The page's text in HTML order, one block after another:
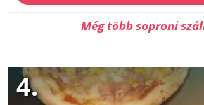
Még több soproni
4.